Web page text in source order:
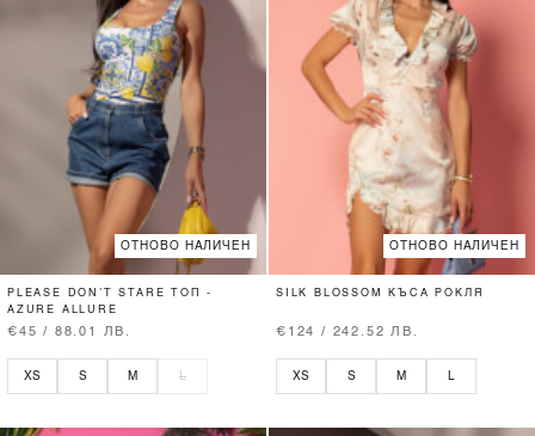
ОТНОВО НАЛИЧЕН
PLEASE DON’T STARE ТОП -
AZURE ALLURE
€45 / 88.01 ЛВ.
XS S M L
ОТНОВО НАЛИЧЕН
SILK BLOSSOM КЪСА РОКЛЯ
€124 / 242.52 ЛВ.
XS S M L